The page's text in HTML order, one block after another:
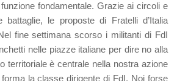
fondamentale. Grazie ai circoli e
le proposte di Fratelli d’Italia
fine settimana scorso i militanti di FdI
nelle piazze italiane per dire no alla
territoriale è centrale nella nostra azione
la classe dirigente di FdI. Noi forse